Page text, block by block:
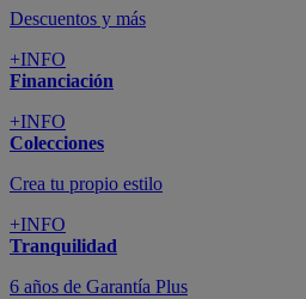
Descuentos y más
+INFO
Financiación
+INFO
Colecciones
Crea tu propio estilo
+INFO
Tranquilidad
6 años de Garantía Plus